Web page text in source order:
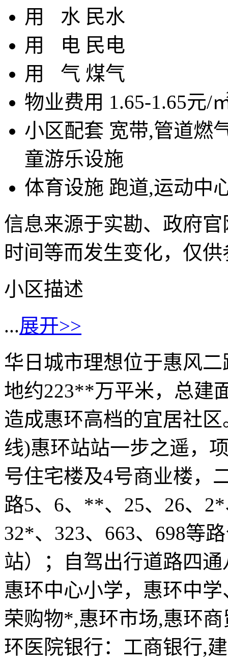
用 水 民水
用
电 民电
用 气 煤气
物业费用 1.65-1.65元/
小区配套 宽带,管道燃
童游乐设施
体育设施 跑道,运动中
信息来源于实勘、政府
时间等而发生变化，仅
小区描述
...展开>>
华日城市理想位于惠风
地约223**万平米，总建
造成惠环高档的宜居社
线)惠环站站一步之遥，
号住宅楼及4号商业楼，
路5、6、**、25、26、
32*、323、663、698等
站）；自驾出行道路四
惠环中心小学，惠环中
荣购物*,惠环市场,惠环
环医院银行：工商银行,